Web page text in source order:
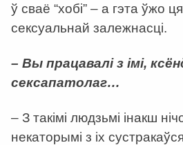
ў сваё “хобі” – а гэта ўжо
сексуальнай залежнасці.
– Вы працавалі з імі,
сексапатолаг…
– З такімі людзьмі інакш
некаторымі з іх